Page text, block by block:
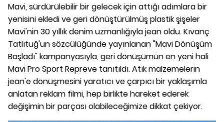
Mavi, sürdürülebilir bir gelecek için attığı adımlara bir
yenisini ekledi ve geri dönüştürülmüş plastik şişeler
Mavi'nin 30 yıllık denim uzmanlığıyla jean oldu. Kıvanç
Tatlıtuğ'un sözcülüğünde yayınlanan "Mavi Dönüşüm
Başladı" kampanyasıyla, geri dönüşümün en yeni hali
Mavi Pro Sport Repreve tanıtıldı. Atık malzemelerin
jean'e dönüşmesini yaratıcı ve çarpıcı bir yaklaşımla
anlatan reklam filmi, hep birlikte hareket ederek
değişimin bir parçası olabileceğimize dikkat çekiyor.